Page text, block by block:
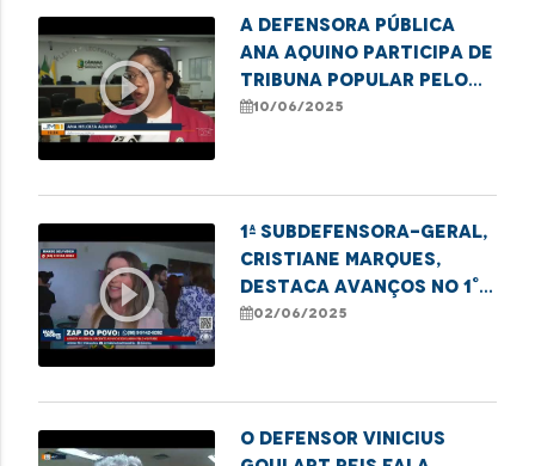
play_circle_outline
A defensora pública
Ana Aquino participa de
Tribuna Popular pelo
Mês do Orgulho LGBT+
10/06/2025
play_circle_outline
1ª Subdefensora-geral,
Cristiane Marques,
destaca avanços no 1°
Encontro de
02/06/2025
O Defensor Vinicius